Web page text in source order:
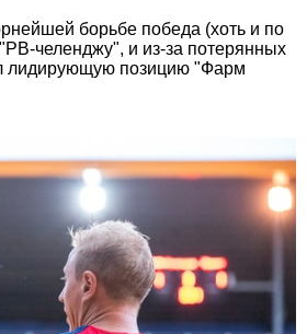
борьбе победа (хоть и по
челенджу", и из-за потерянных
лидирующую позицию "Фарм